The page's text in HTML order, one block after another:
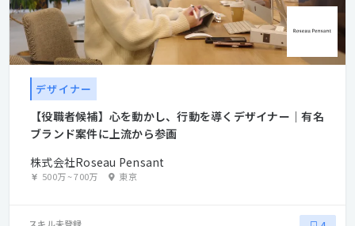
デザイナー
【役職者候補】心を動かし、行動を導くデザイナー｜有名
ブランド案件に上流から参画
株式会社Roseau Pensant
500万~700万 東京